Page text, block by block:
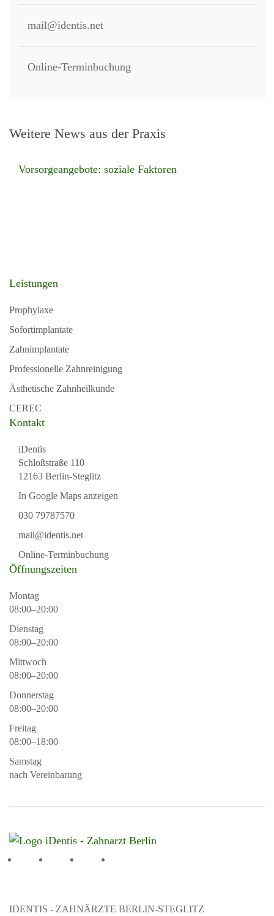
mail@identis.net
Online-Terminbuchung
Weitere News aus der Praxis
Vorsorgeangebote: soziale Faktoren
Leistungen
Prophylaxe
Sofortimplantate
Zahnimplantate
Professionelle Zahnreinigung
Ästhetische Zahnheilkunde
CEREC
Kontakt
iDentis
Schloßstraße 110
12163 Berlin-Steglitz
In Google Maps anzeigen
030 79787570
mail@identis.net
Online-Terminbuchung
Öffnungszeiten
Montag
08:00–20:00
Dienstag
08:00–20:00
Mittwoch
08:00–20:00
Donnerstag
08:00–20:00
Freitag
08:00–18:00
Samstag
nach Vereinbarung
IDENTIS - ZAHNÄRZTE BERLIN-STEGLITZ